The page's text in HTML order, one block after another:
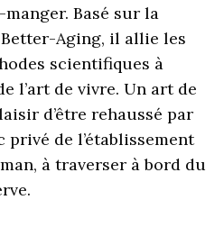
Basé sur la
Aging, il allie les
scientifiques à
l’art de vivre. Un art de
d’être rehaussé par
privé de l’établissement
à traverser à bord du